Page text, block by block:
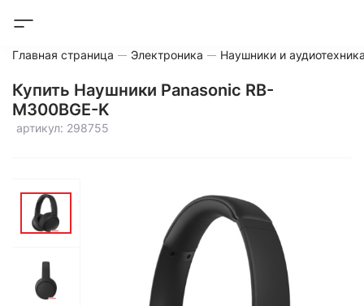
Главная страница Электроника Наушники и
Купить Наушники Panasonic RB-
M300BGE-K
артикул: 298755